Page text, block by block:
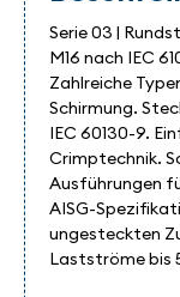
Serie 03 |
M16 nach IEC
Zahlreiche
Schirmung.
IEC 60130-9.
Crimptechnik.
Ausführungen
AISG-
ungesteckten
Lastströme bis